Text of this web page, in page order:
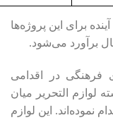
برای این پروژه‌ها
فرهنگی در اقدامی
به توزیع تعداد ۸۰۰.۰۰۰. بسته لوازم التحریر میان
نموده‌اند. این لوازم